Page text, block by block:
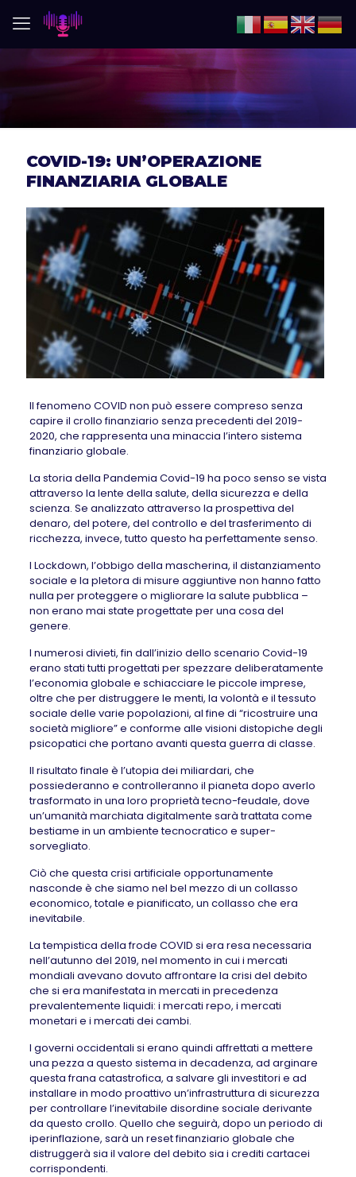
COVID-19: UN’OPERAZIONE
FINANZIARIA GLOBALE
Il fenomeno COVID non può essere compreso senza
capire il crollo finanziario senza precedenti del 2019-
2020, che rappresenta una minaccia l’intero sistema
finanziario globale.
La storia della Pandemia Covid-19 ha poco senso se vista
attraverso la lente della salute, della sicurezza e della
scienza. Se analizzato attraverso la prospettiva del
denaro, del potere, del controllo e del trasferimento di
ricchezza, invece, tutto questo ha perfettamente senso.
I Lockdown, l’obbigo della mascherina, il distanziamento
sociale e la pletora di misure aggiuntive non hanno fatto
nulla per proteggere o migliorare la salute pubblica –
non erano mai state progettate per una cosa del
genere.
I numerosi divieti, fin dall’inizio dello scenario Covid-19
erano stati tutti progettati per spezzare deliberatamente
l’economia globale e schiacciare le piccole imprese,
oltre che per distruggere le menti, la volontà e il tessuto
sociale delle varie popolazioni, al fine di “ricostruire una
società migliore” e conforme alle visioni distopiche degli
psicopatici che portano avanti questa guerra di classe.
Il risultato finale è l’utopia dei miliardari, che
possiederanno e controlleranno il pianeta dopo averlo
trasformato in una loro proprietà tecno-feudale, dove
un’umanità marchiata digitalmente sarà trattata come
bestiame in un ambiente tecnocratico e super-
sorvegliato.
Ciò che questa crisi artificiale opportunamente
nasconde è che siamo nel bel mezzo di un collasso
economico, totale e pianificato, un collasso che era
inevitabile.
La tempistica della frode COVID si era resa necessaria
nell’autunno del 2019, nel momento in cui i mercati
mondiali avevano dovuto affrontare la crisi del debito
che si era manifestata in mercati in precedenza
prevalentemente liquidi: i mercati repo, i mercati
monetari e i mercati dei cambi.
I governi occidentali si erano quindi affrettati a mettere
una pezza a questo sistema in decadenza, ad arginare
questa frana catastrofica, a salvare gli investitori e ad
installare in modo proattivo un’infrastruttura di sicurezza
per controllare l’inevitabile disordine sociale derivante
da questo crollo. Quello che seguirà, dopo un periodo di
iperinflazione, sarà un reset finanziario globale che
distruggerà sia il valore del debito sia i crediti cartacei
corrispondenti.